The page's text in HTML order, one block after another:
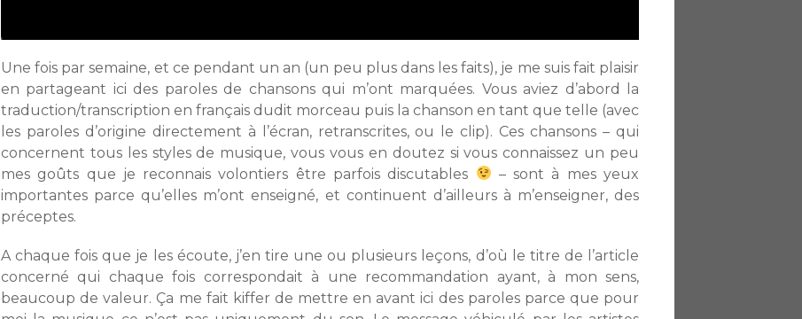
Une fois par semaine, et ce pendant un an (un peu plus dans les faits), je me suis fait plaisir
en partageant ici des paroles de chansons qui m’ont marquées. Vous aviez d’abord la
traduction/transcription en français dudit morceau puis la chanson en tant que telle (avec
les paroles d’origine directement à l’écran, retranscrites, ou le clip). Ces chansons – qui
concernent tous les styles de musique, vous vous en doutez si vous connaissez un peu
mes goûts que je reconnais volontiers être parfois discutables
– sont à mes yeux
importantes parce qu’elles m’ont enseigné, et continuent d’ailleurs à m’enseigner, des
préceptes.
A chaque fois que je les écoute, j’en tire une ou plusieurs leçons, d’où le titre de l’article
concerné qui chaque fois correspondait à une recommandation ayant, à mon sens,
beaucoup de valeur. Ça me fait kiffer de mettre en avant ici des paroles parce que pour